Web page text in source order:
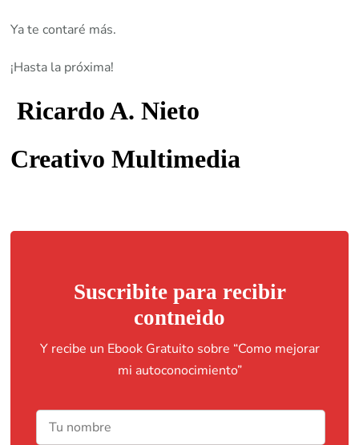
Ya te contaré más.
¡Hasta la próxima!
Ricardo A. Nieto
Creativo Multimedia
Suscribite para recibir
contneido
Y recibe un Ebook Gratuito sobre “Como mejorar
mi autoconocimiento”